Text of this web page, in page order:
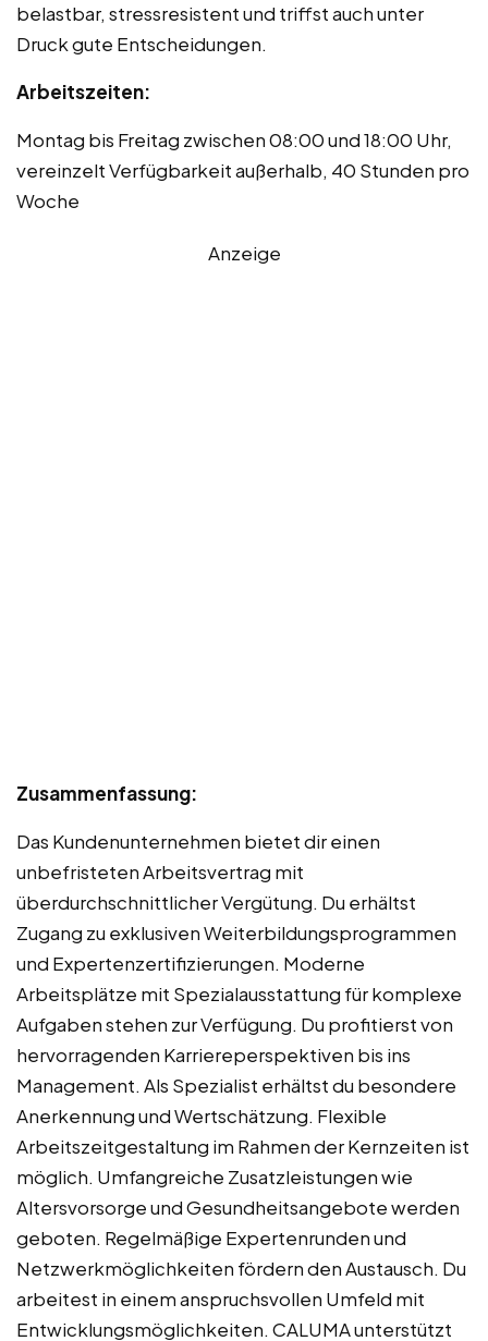
belastbar, stressresistent und triffst auch unter
Druck gute Entscheidungen.
Arbeitszeiten:
Montag bis Freitag zwischen 08:00 und 18:00 Uhr,
vereinzelt Verfügbarkeit außerhalb, 40 Stunden pro
Woche
Anzeige
Zusammenfassung:
Das Kundenunternehmen bietet dir einen
unbefristeten Arbeitsvertrag mit
überdurchschnittlicher Vergütung. Du erhältst
Zugang zu exklusiven Weiterbildungsprogrammen
und Expertenzertifizierungen. Moderne
Arbeitsplätze mit Spezialausstattung für komplexe
Aufgaben stehen zur Verfügung. Du profitierst von
hervorragenden Karriereperspektiven bis ins
Management. Als Spezialist erhältst du besondere
Anerkennung und Wertschätzung. Flexible
Arbeitszeitgestaltung im Rahmen der Kernzeiten ist
möglich. Umfangreiche Zusatzleistungen wie
Altersvorsorge und Gesundheitsangebote werden
geboten. Regelmäßige Expertenrunden und
Netzwerkmöglichkeiten fördern den Austausch. Du
arbeitest in einem anspruchsvollen Umfeld mit
Entwicklungsmöglichkeiten. CALUMA unterstützt